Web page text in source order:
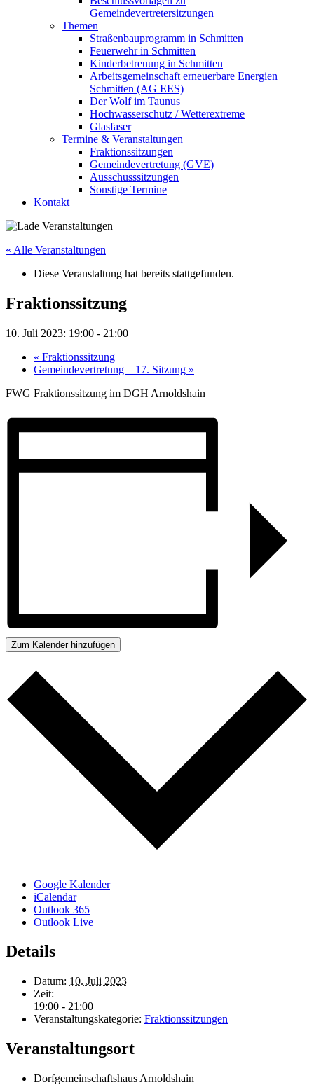
Gemeindevertretersitzungen
Themen
Straßenbauprogramm in Schmitten
Feuerwehr in Schmitten
Kinderbetreuung in Schmitten
Arbeitsgemeinschaft erneuerbare Energien
Schmitten (AG EES)
Der Wolf im Taunus
Hochwasserschutz / Wetterextreme
Glasfaser
Termine & Veranstaltungen
Fraktionssitzungen
Gemeindevertretung (GVE)
Ausschusssitzungen
Sonstige Termine
Kontakt
« Alle Veranstaltungen
Diese Veranstaltung hat bereits stattgefunden.
Fraktionssitzung
10. Juli 2023: 19:00 - 21:00
« Fraktionssitzung
Gemeindevertretung – 17. Sitzung »
FWG Fraktionssitzung im DGH Arnoldshain
Zum Kalender hinzufügen
Google Kalender
iCalendar
Outlook 365
Outlook Live
Details
Datum: 10. Juli 2023
Zeit:
19:00 - 21:00
Veranstaltungskategorie: Fraktionssitzungen
Veranstaltungsort
Dorfgemeinschaftshaus Arnoldshain